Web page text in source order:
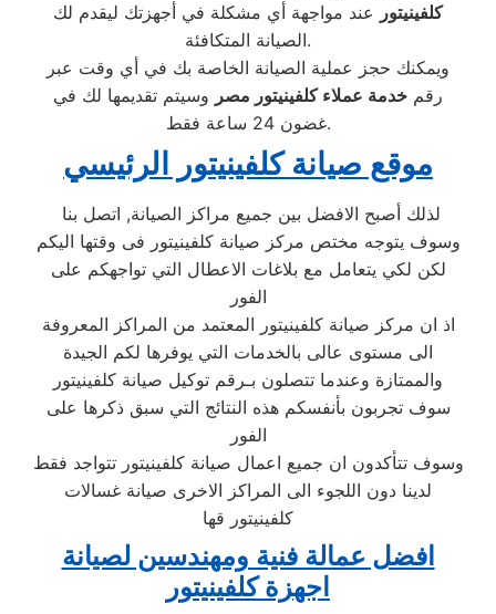
كلفينيتور عند مواجهة أي مشكلة في أجهزتك ليقدم لك
الصيانة المتكافئة.
ويمكنك حجز عملية الصيانة الخاصة بك في أي وقت عبر
رقم خدمة عملاء كلفينيتور مصر وسيتم تقديمها لك في
غضون 24 ساعة فقط.
موقع صيانة كلفينيتور الرئيسي
وسوف يتوجه مختص مركز صيانة كلفينيتور فى وقتها اليكم
لكن لكي يتعامل مع بلاغات الاعطال التي تواجهكم على
الفور
اذ ان مركز صيانة كلفينيتور المعتمد من المراكز المعروفة
الى مستوى عالى بالخدمات التي يوفرها لكم الجيدة
والممتازة وعندما تتصلون بـرقم توكيل صيانة كلفينيتور
سوف تجربون بأنفسكم هذه النتائج التي سبق ذكرها على
الفور
وسوف تتأكدون ان جميع اعمال صيانة كلفينيتور تتواجد فقط
لدينا دون اللجوء الى المراكز الاخرى صيانة غسالات
كلفينيتور قها
افضل عمالة فنية ومهندسين لصيانة
اجهزة كلفينيتور